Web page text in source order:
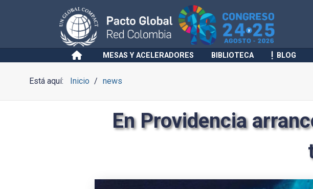
MESAS Y ACELERADORES BIBLIOTECA BLOG
Está aquí: Inicio news
En Providencia